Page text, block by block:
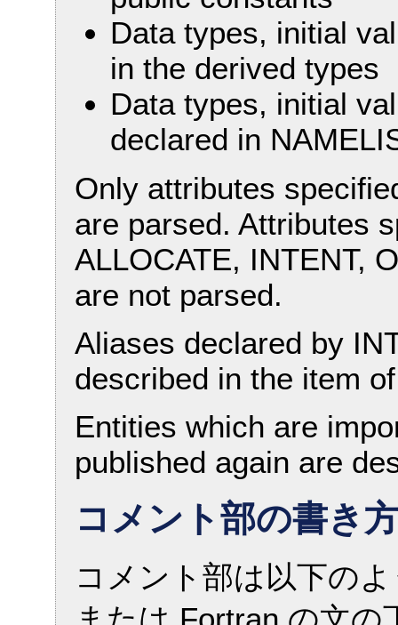
Data types, initial
in the derived types
Data types, initial
declared in
Only attributes
are parsed. Attributes
ALLOCATE, INTENT,
are not parsed.
Aliases declared by
described in the item of
Entities which are
published again are
コメント部の書き
コメント部は以下の
または Fortran の文